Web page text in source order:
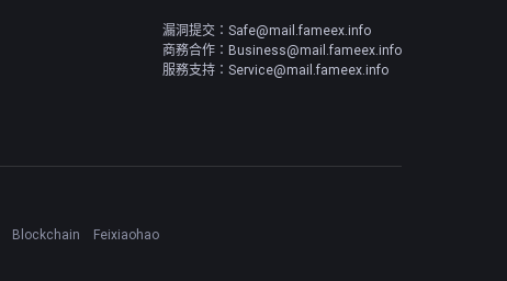
漏洞提交：Safe@mail.fameex.info
商務合作：Business@mail.fameex.info
服務支持：Service@mail.fameex.info
Blockchain
Feixiaohao